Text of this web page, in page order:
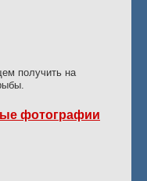
получить на
фотографии